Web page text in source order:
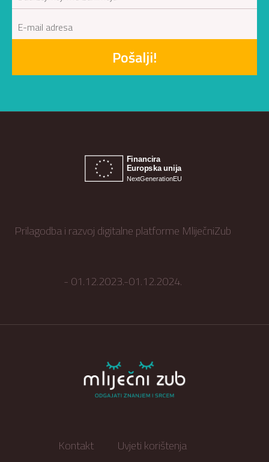
Pošalji!
Prilagodba i razvoj digitalne platforme MliječniZub
- 01.12.2023.-01.12.2024.
Kontakt Uvjeti korištenja